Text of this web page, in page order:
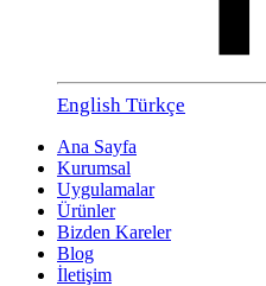
English Türkçe
Ana Sayfa
Kurumsal
Uygulamalar
Ürünler
Bizden Kareler
Blog
İletişim